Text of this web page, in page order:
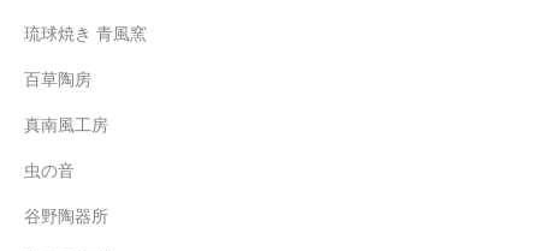
琉球焼き 青風窯
百草陶房
真南風工房
虫の音
谷野陶器所